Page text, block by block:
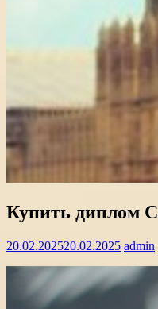
Купить диплом
20.02.202520.02.2025 admin